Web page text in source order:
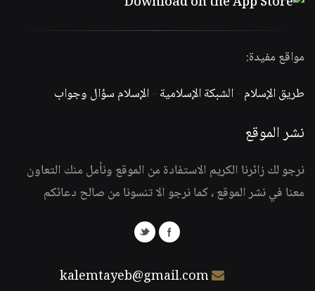
مواقع مفيدة:
طريق الإسلام -الشبكة الإسلامية -الإسلام سؤال وجواب
نشر الموقع
نرجو لك زائرنا الكريم الاستفادة من الموقع ونأمل منك التعاون
معنا في نشر الموقع ، كما نرجو الا تنسونا من صالح دعائكم
kalemtayeb@gmail.com